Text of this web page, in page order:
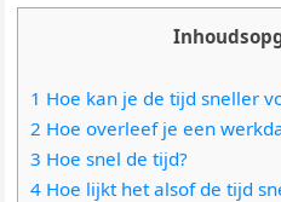
1 Hoe kan je de tijd sneller
2 Hoe overleef je een
3 Hoe snel de tijd?
4 Hoe lijkt het alsof de tijd